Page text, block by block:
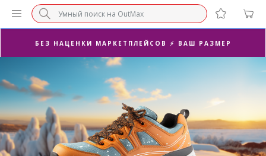
БЕЗ НАЦЕНКИ МАРКЕТПЛЕЙСОВ ⚡ ВАШ РАЗМЕР
3-Я ПАРА В ПОДАРОК 🎁
ПОСЛЕДНИЕ РАЗМЕРЫ ОТ 1500₽⚡️
СУПЕРАКЦИЯ 🔥 2-Я ПАРА -50%